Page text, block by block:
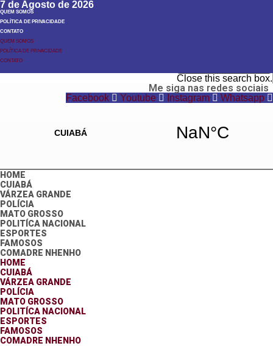
7 de Agosto de 2026
QUEM SOMOS
POLÍTICA DE PRIVACIDADE
CONTATO
QUEM SOMOS
POLÍTICA DE PRIVACIDADE
CONTATO
Close this search box.
Me siga nas redes sociais
Facebook Youtube Instagram Whatsapp
HOME
CUIABÁ
VÁRZEA GRANDE
POLÍCIA
MATO GROSSO
POLITÍCA NACIONAL
ESPORTES
FAMOSOS
COMADRE NHENHO
HOME
CUIABÁ
VÁRZEA GRANDE
POLÍCIA
MATO GROSSO
POLITÍCA NACIONAL
ESPORTES
FAMOSOS
COMADRE NHENHO